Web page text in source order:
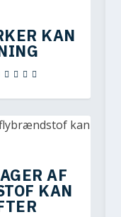
KAN
AF
KAN